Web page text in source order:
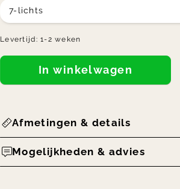
7-lichts
Levertijd:1-2 weken
In winkelwagen
Afmetingen & details
Mogelijkheden & advies